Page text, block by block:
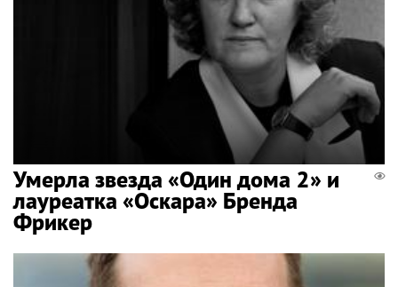
Умерла звезда «Один дома 2» и
лауреатка «Оскара» Бренда
Фрикер